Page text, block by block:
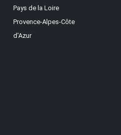
Pays de la Loire
Provence-Alpes-Côte
d'Azur